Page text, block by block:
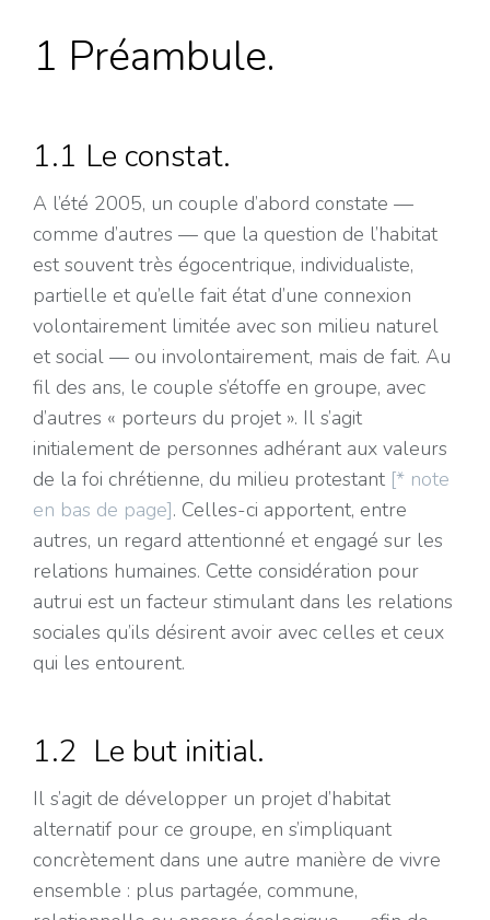
1 Préambule.
1.1 Le constat.
A l’été 2005, un couple d’abord constate —
comme d’autres — que la question de l’habitat
est souvent très égocentrique, individualiste,
partielle et qu’elle fait état d’une connexion
volontairement limitée avec son milieu naturel
et social — ou involontairement, mais de fait. Au
fil des ans, le couple s’étoffe en groupe, avec
d’autres « porteurs du projet ». Il s’agit
initialement de personnes adhérant aux valeurs
de la foi chrétienne, du milieu protestant [* note
en bas de page]. Celles-ci apportent, entre
autres, un regard attentionné et engagé sur les
relations humaines. Cette considération pour
autrui est un facteur stimulant dans les relations
sociales qu’ils désirent avoir avec celles et ceux
qui les entourent.
1.2 Le but initial.
Il s’agit de développer un projet d’habitat
alternatif pour ce groupe, en s’impliquant
concrètement dans une autre manière de vivre
ensemble : plus partagée, commune,